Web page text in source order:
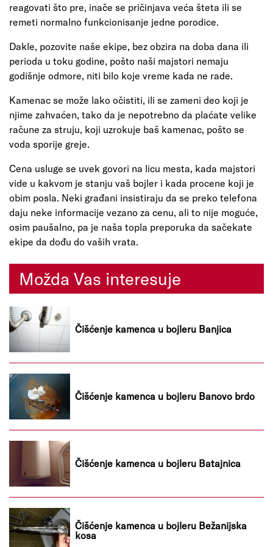
reagovati što pre, inače se pričinjava veća šteta ili se
remeti normalno funkcionisanje jedne porodice.
Dakle, pozovite naše ekipe, bez obzira na doba dana ili
perioda u toku godine, pošto naši majstori nemaju
godišnje odmore, niti bilo koje vreme kada ne rade.
Kamenac se može lako očistiti, ili se zameni deo koji je
njime zahvaćen, tako da je nepotrebno da plaćate velike
račune za struju, koji uzrokuje baš kamenac, pošto se
voda sporije greje.
Cena usluge se uvek govori na licu mesta, kada majstori
vide u kakvom je stanju vaš bojler i kada procene koji je
obim posla. Neki građani insistiraju da se preko telefona
daju neke informacije vezano za cenu, ali to nije moguće,
osim paušalno, pa je naša topla preporuka da sačekate
ekipe da dođu do vaših vrata.
Možda Vas interesuje
Čišćenje kamenca u bojleru Banjica
Čišćenje kamenca u bojleru Banovo brdo
Čišćenje kamenca u bojleru Batajnica
Čišćenje kamenca u bojleru Bežanijska
kosa